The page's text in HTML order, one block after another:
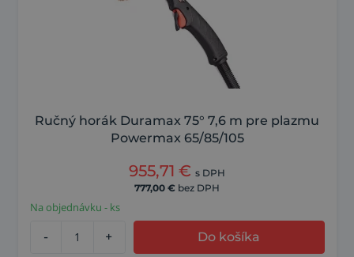
Ručný horák Duramax 75° 7,6 m pre plazmu
Powermax 65/85/105
955,71 € s DPH
777,00 € bez DPH
Na objednávku - ks
- + Do košíka